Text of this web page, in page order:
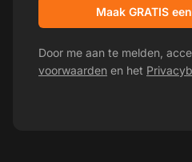
Maak GRATIS
Door me aan te melden,
voorwaarden en het